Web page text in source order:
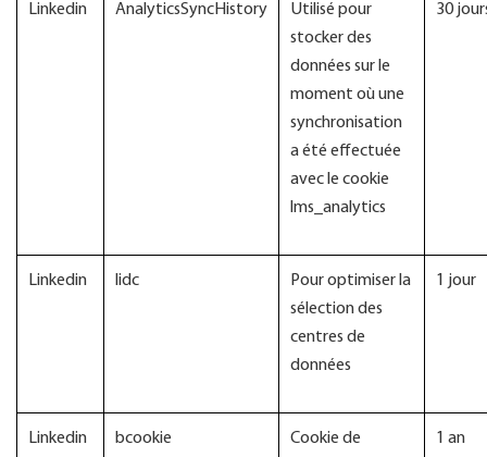
Linkedin AnalyticsSyncHistory
Utilisé pour
stocker des
données sur le
moment où une
synchronisation
a été effectuée
avec le cookie
lms_analytics
30
Linkedin lidc
Pour optimiser la
sélection des
centres de
données
1 jour
Linkedin bcookie
Cookie de
1 an